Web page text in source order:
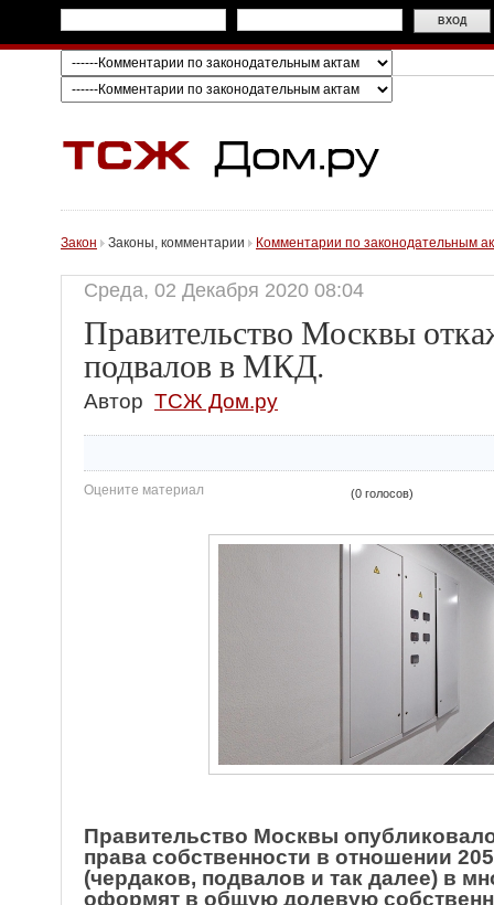
Закон Законы, комментарии Комментарии по законодательным
Среда, 02 Декабря 2020 08:04
Правительство Москвы
подвалов в МКД.
Автор ТСЖ Дом.ру
Оцените материал (0 голосов)
Правительство Москвы
права собственности в отношении
(чердаков, подвалов и так далее) в
оформят в общую долевую